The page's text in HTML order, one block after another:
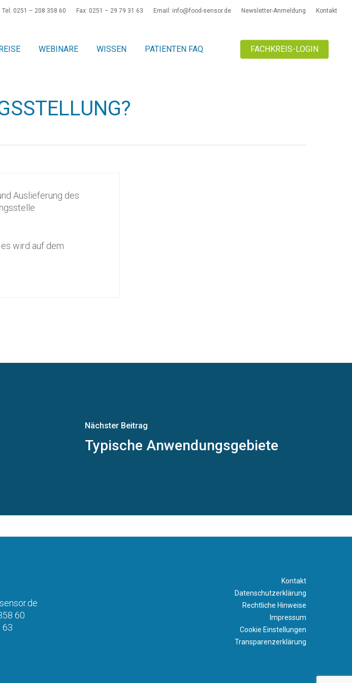
Tel: 0251 – 208 358 60 Fax: 0251 – 29 79 31 63 Email: info@food-sensor.de Newsletter-Anmeldung Kontakt
WEBINARE WISSEN PATIENTEN FAQ FACHKREIS-LOGIN
Auslieferung des
wird auf dem
Nächster Beitrag
Typische Anwendungsgebiete
60
63
Kontakt
Datenschutzerklärung
Rechtliche Hinweise
Impressum
Cookie Einstellungen
Transparenzerklärung